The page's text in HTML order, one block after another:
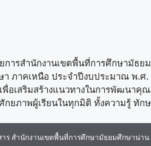
ารสำนักงานเขตพื้นที่การศึกษามัธ
ภาคเหนือ ประจำปีงบประมาณ พ.
พื่อเสริมสร้างแนวทางในการพัฒน
ภาพผู้เรียนในทุกมิติ ทั้งความรู้ ทั
าร สำนักงานเขตพื้นที่การศึกษามัธยมศึกษาน่าน